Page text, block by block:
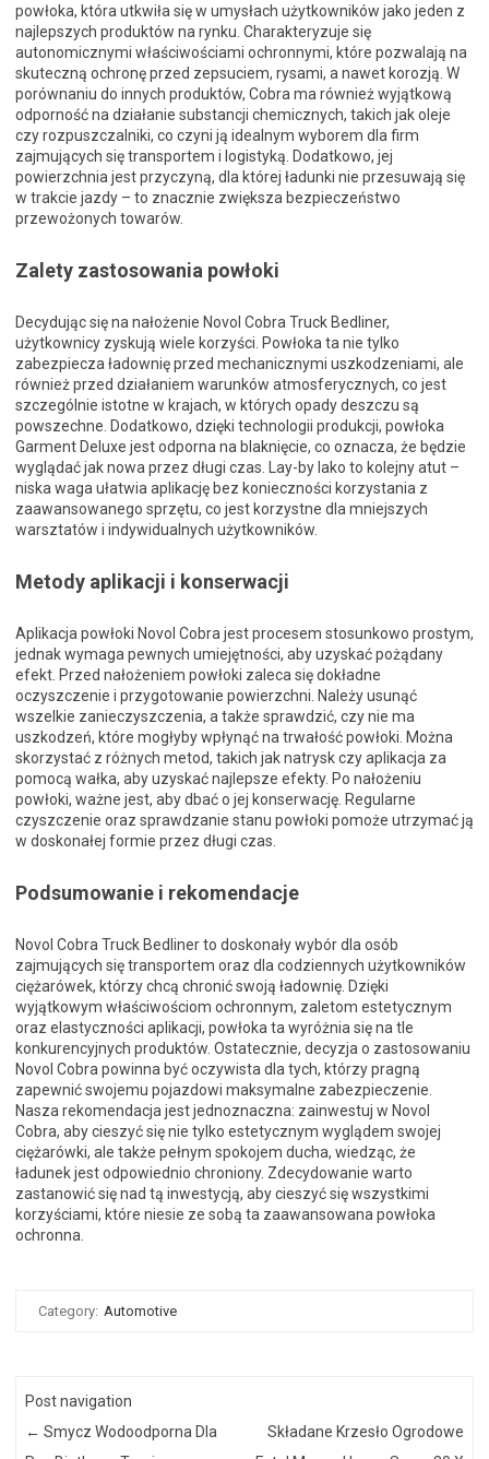
powłoka, która utkwiła się w umysłach użytkowników jako jeden z
najlepszych produktów na rynku. Charakteryzuje się
autonomicznymi właściwościami ochronnymi, które pozwalają na
skuteczną ochronę przed zepsuciem, rysami, a nawet korozją. W
porównaniu do innych produktów, Cobra ma również wyjątkową
odporność na działanie substancji chemicznych, takich jak oleje
czy rozpuszczalniki, co czyni ją idealnym wyborem dla firm
zajmujących się transportem i logistyką. Dodatkowo, jej
powierzchnia jest przyczyną, dla której ładunki nie przesuwają się
w trakcie jazdy – to znacznie zwiększa bezpieczeństwo
przewożonych towarów.
Zalety zastosowania powłoki
Decydując się na nałożenie Novol Cobra Truck Bedliner,
użytkownicy zyskują wiele korzyści. Powłoka ta nie tylko
zabezpiecza ładownię przed mechanicznymi uszkodzeniami, ale
również przed działaniem warunków atmosferycznych, co jest
szczególnie istotne w krajach, w których opady deszczu są
powszechne. Dodatkowo, dzięki technologii produkcji, powłoka
Garment Deluxe jest odporna na blaknięcie, co oznacza, że będzie
wyglądać jak nowa przez długi czas. Lay-by lako to kolejny atut –
niska waga ułatwia aplikację bez konieczności korzystania z
zaawansowanego sprzętu, co jest korzystne dla mniejszych
warsztatów i indywidualnych użytkowników.
Metody aplikacji i konserwacji
Aplikacja powłoki Novol Cobra jest procesem stosunkowo prostym,
jednak wymaga pewnych umiejętności, aby uzyskać pożądany
efekt. Przed nałożeniem powłoki zaleca się dokładne
oczyszczenie i przygotowanie powierzchni. Należy usunąć
wszelkie zanieczyszczenia, a także sprawdzić, czy nie ma
uszkodzeń, które mogłyby wpłynąć na trwałość powłoki. Można
skorzystać z różnych metod, takich jak natrysk czy aplikacja za
pomocą wałka, aby uzyskać najlepsze efekty. Po nałożeniu
powłoki, ważne jest, aby dbać o jej konserwację. Regularne
czyszczenie oraz sprawdzanie stanu powłoki pomoże utrzymać ją
w doskonałej formie przez długi czas.
Podsumowanie i rekomendacje
Novol Cobra Truck Bedliner to doskonały wybór dla osób
zajmujących się transportem oraz dla codziennych użytkowników
ciężarówek, którzy chcą chronić swoją ładownię. Dzięki
wyjątkowym właściwościom ochronnym, zaletom estetycznym
oraz elastyczności aplikacji, powłoka ta wyróżnia się na tle
konkurencyjnych produktów. Ostatecznie, decyzja o zastosowaniu
Novol Cobra powinna być oczywista dla tych, którzy pragną
zapewnić swojemu pojazdowi maksymalne zabezpieczenie.
Nasza rekomendacja jest jednoznaczna: zainwestuj w Novol
Cobra, aby cieszyć się nie tylko estetycznym wyglądem swojej
ciężarówki, ale także pełnym spokojem ducha, wiedząc, że
ładunek jest odpowiednio chroniony. Zdecydowanie warto
zastanowić się nad tą inwestycją, aby cieszyć się wszystkimi
korzyściami, które niesie ze sobą ta zaawansowana powłoka
ochronna.
Category: Automotive
Post navigation
← Smycz Wodoodporna Dla
Składane Krzesło Ogrodowe